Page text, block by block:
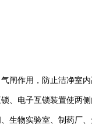
作用，防止洁净室内
电子互锁装置使两侧
物实验室、制药厂、